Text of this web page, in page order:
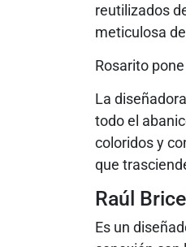
reutilizados
meticulosa
Rosarito
La
todo el
coloridos y
que
Raúl
Es un